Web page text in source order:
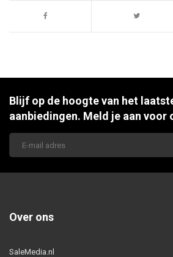
Blijf op de hoogte van het
aanbiedingen. Meld je aan voor
Over ons
SaleMedia.nl